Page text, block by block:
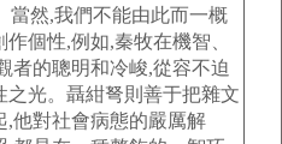
當然,我們不能由此而一概
個性,例如,秦牧在機智、
者的聰明和冷峻,從容不迫
光。聶紺弩則善于把雜文
,他對社會病態的嚴厲解